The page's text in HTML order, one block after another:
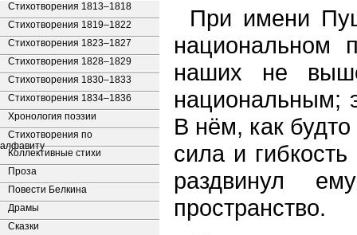
Стихотворения 1813–1818
Стихотворения 1819–1822
Стихотворения 1823–1827
Стихотворения 1828–1829
Стихотворения 1830–1833
Стихотворения 1834–1836
Хронология поэзии
Стихотворения по
алфавиту
Коллективные стихи
Проза
Повести Белкина
Драмы
Сказки
При имени
национальном
наших не
национальным;
В нём, как будто
сила и
раздвинул
пространство.